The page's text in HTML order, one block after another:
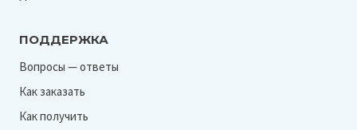
ПОДДЕРЖКА
Вопросы — ответы
Как заказать
Как получить